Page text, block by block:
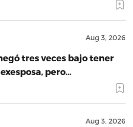
Aug 3, 2026
tres veces bajo tener
pero…
Aug 3, 2026